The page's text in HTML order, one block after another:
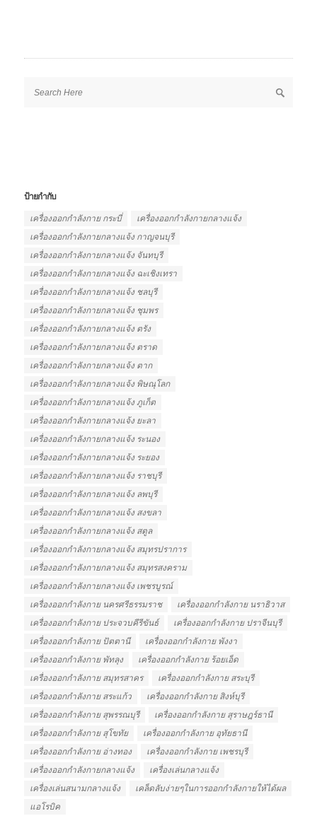
ป้ายกำกับ
เครื่องออกกำลังกาย กระบี่
เครื่องออกกำลังกายกลางแจ้ง
เครื่องออกกำลังกายกลางแจ้ง กาญจนบุรี
เครื่องออกกำลังกายกลางแจ้ง จันทบุรี
เครื่องออกกำลังกายกลางแจ้ง ฉะเชิงเทรา
เครื่องออกกำลังกายกลางแจ้ง ชลบุรี
เครื่องออกกำลังกายกลางแจ้ง ชุมพร
เครื่องออกกำลังกายกลางแจ้ง ตรัง
เครื่องออกกำลังกายกลางแจ้ง ตราด
เครื่องออกกำลังกายกลางแจ้ง ตาก
เครื่องออกกำลังกายกลางแจ้ง พิษณุโลก
เครื่องออกกำลังกายกลางแจ้ง ภูเก็ต
เครื่องออกกำลังกายกลางแจ้ง ยะลา
เครื่องออกกำลังกายกลางแจ้ง ระนอง
เครื่องออกกำลังกายกลางแจ้ง ระยอง
เครื่องออกกำลังกายกลางแจ้ง ราชบุรี
เครื่องออกกำลังกายกลางแจ้ง ลพบุรี
เครื่องออกกำลังกายกลางแจ้ง สงขลา
เครื่องออกกำลังกายกลางแจ้ง สตูล
เครื่องออกกำลังกายกลางแจ้ง สมุทรปราการ
เครื่องออกกำลังกายกลางแจ้ง สมุทรสงคราม
เครื่องออกกำลังกายกลางแจ้ง เพชรบูรณ์
เครื่องออกกำลังกาย นครศรีธรรมราช
เครื่องออกกำลังกาย นราธิวาส
เครื่องออกกำลังกาย ประจวบคีรีขันธ์
เครื่องออกกำลังกาย ปราจีนบุรี
เครื่องออกกำลังกาย ปัตตานี
เครื่องออกกำลังกาย พังงา
เครื่องออกกำลังกาย พัทลุง
เครื่องออกกำลังกาย ร้อยเอ็ด
เครื่องออกกำลังกาย สมุทรสาคร
เครื่องออกกำลังกาย สระบุรี
เครื่องออกกำลังกาย สระแก้ว
เครื่องออกกำลังกาย สิงห์บุรี
เครื่องออกกำลังกาย สุพรรณบุรี
เครื่องออกกำลังกาย สุราษฎร์ธานี
เครื่องออกกำลังกาย สุโขทัย
เครื่องออกกำลังกาย อุทัยธานี
เครื่องออกกำลังกาย อ่างทอง
เครื่องออกกำลังกาย เพชรบุรี
เครื่องออกกําลังกายกลางแจ้ง
เครื่องเล่นกลางแจ้ง
เครื่องเล่นสนามกลางแจ้ง
เคล็ดลับง่ายๆในการออกกำลังกายให้ได้ผล
แอโรบิค